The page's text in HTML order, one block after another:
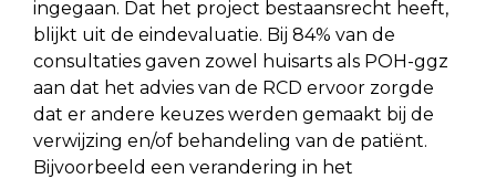
ingegaan. Dat het project bestaansrecht heeft,
blijkt uit de eindevaluatie. Bij 84% van de
consultaties gaven zowel huisarts als POH-ggz
aan dat het advies van de RCD ervoor zorgde
dat er andere keuzes werden gemaakt bij de
verwijzing en/of behandeling van de patiënt.
Bijvoorbeeld een verandering in het